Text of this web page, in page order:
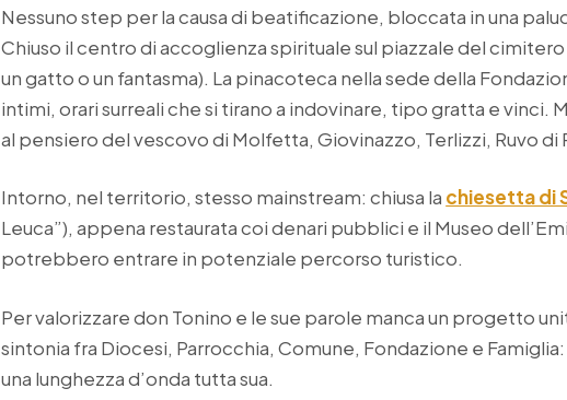
Nessuno step per la causa di beatificazione, bloccata in una
Chiuso il centro di accoglienza spirituale sul piazzale del
un gatto o un fantasma). La pinacoteca nella sede della
intimi, orari surreali che si tirano a indovinare, tipo gratta e
al pensiero del vescovo di Molfetta, Giovinazzo, Terlizzi, Ruvo di
Intorno, nel territorio, stesso mainstream: chiusa la chiesetta di
Leuca”), appena restaurata coi denari pubblici e il Museo
potrebbero entrare in potenziale percorso turistico.
Per valorizzare don Tonino e le sue parole manca un progetto
sintonia fra Diocesi, Parrocchia, Comune, Fondazione e
una lunghezza d’onda tutta sua.